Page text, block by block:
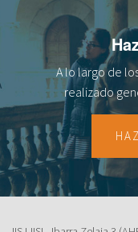
A lo largo de
realizado